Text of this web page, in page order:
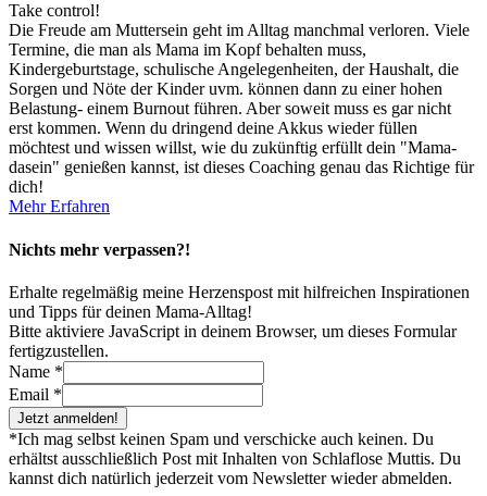
Take control!
Die Freude am Muttersein geht im Alltag manchmal verloren. Viele
Termine, die man als Mama im Kopf behalten muss,
Kindergeburtstage, schulische Angelegenheiten, der Haushalt, die
Sorgen und Nöte der Kinder uvm. können dann zu einer hohen
Belastung- einem Burnout führen. Aber soweit muss es gar nicht
erst kommen. Wenn du dringend deine Akkus wieder füllen
möchtest und wissen willst, wie du zukünftig erfüllt dein "Mama-
dasein" genießen kannst, ist dieses Coaching genau das Richtige für
dich!
Mehr Erfahren
Nichts mehr verpassen?!
Erhalte regelmäßig meine Herzenspost mit hilfreichen Inspirationen
und Tipps für deinen Mama-Alltag!
Bitte aktiviere JavaScript in deinem Browser, um dieses Formular
fertigzustellen.
Name *
Email *
Jetzt anmelden!
*Ich mag selbst keinen Spam und verschicke auch keinen. Du
erhältst ausschließlich Post mit Inhalten von Schlaflose Muttis. Du
kannst dich natürlich jederzeit vom Newsletter wieder abmelden.